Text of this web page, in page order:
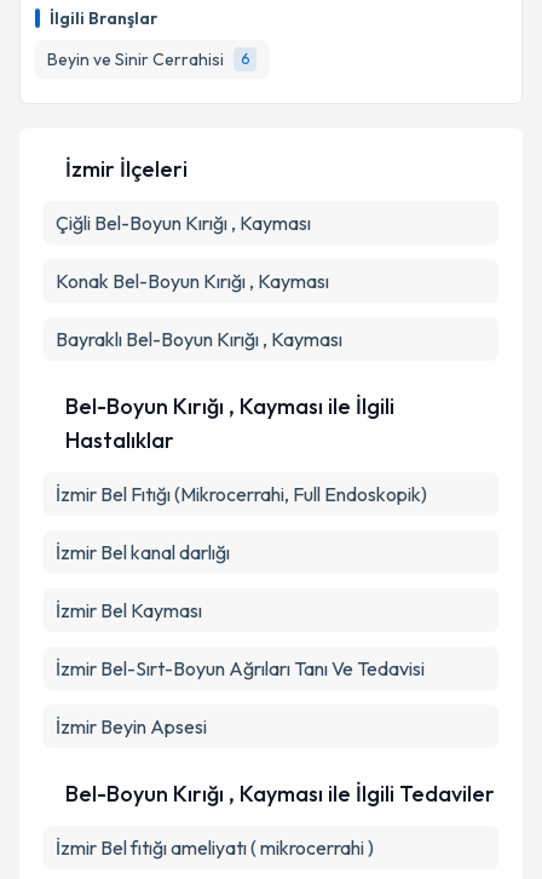
İlgili Branşlar
Beyin ve Sinir Cerrahisi
6
takvim hazırlandığında e-posta ile bilgilendireceğiz.
Metni'ni okudum ve kişisel verilerimin belirtilen
İzmir İlçeleri
Çiğli Bel-Boyun Kırığı , Kayması
Konak Bel-Boyun Kırığı , Kayması
Bayraklı Bel-Boyun Kırığı , Kayması
Bel-Boyun Kırığı , Kayması ile İlgili
Hastalıklar
İzmir Bel Fıtığı (Mikrocerrahi, Full Endoskopik)
İzmir Bel kanal darlığı
İzmir Bel Kayması
İzmir Bel-Sırt-Boyun Ağrıları Tanı Ve Tedavisi
İzmir Beyin Apsesi
Bel-Boyun Kırığı , Kayması ile İlgili Tedaviler
İzmir Bel fıtığı ameliyatı ( mikrocerrahi )